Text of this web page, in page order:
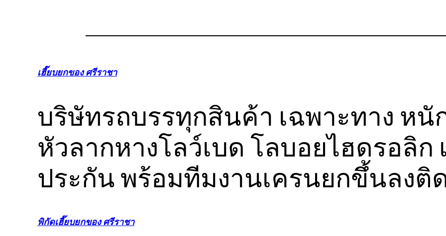
เฮี๊ยบยกของ ศรีราชา
บริษัทรถบรรทุกสินค้า เฉพาะทาง หนั
หัวลากหางโลว์เบด โลบอยไฮดรอลิก
ประกัน พร้อมทีมงานเครนยกขึ้นลงติ
พิกัดเฮี๊ยบยกของ ศรีราชา